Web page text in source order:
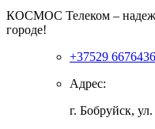
КОСМОС Телеком –
городе!
+37529 6676436
Адрес:
г. Бобруйск,